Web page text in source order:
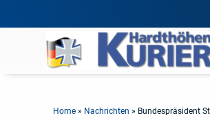
Home » Nachrichten » Bundespräsident